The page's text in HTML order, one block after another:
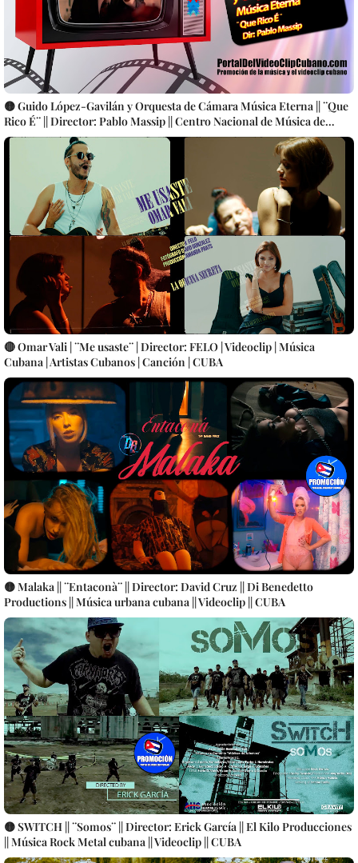
🟡 Guido López-Gavilán y Orquesta de Cámara Música Eterna || ¨Que
Rico É¨ || Director: Pablo Massip || Centro Nacional de Música de
Concierto || Música cubana || Videoclip || CUBA
🔴 Omar Vali | ¨Me usaste¨ | Director: FELO | Videoclip | Música
Cubana | Artistas Cubanos | Canción | CUBA
🟡 Malaka || ¨Entaconà¨ || Director: David Cruz || Di Benedetto
Productions || Música urbana cubana || Videoclip || CUBA
🟡 SWITCH || ¨Somos¨ || Director: Erick García || El Kilo Producciones
|| Música Rock Metal cubana || Videoclip || CUBA